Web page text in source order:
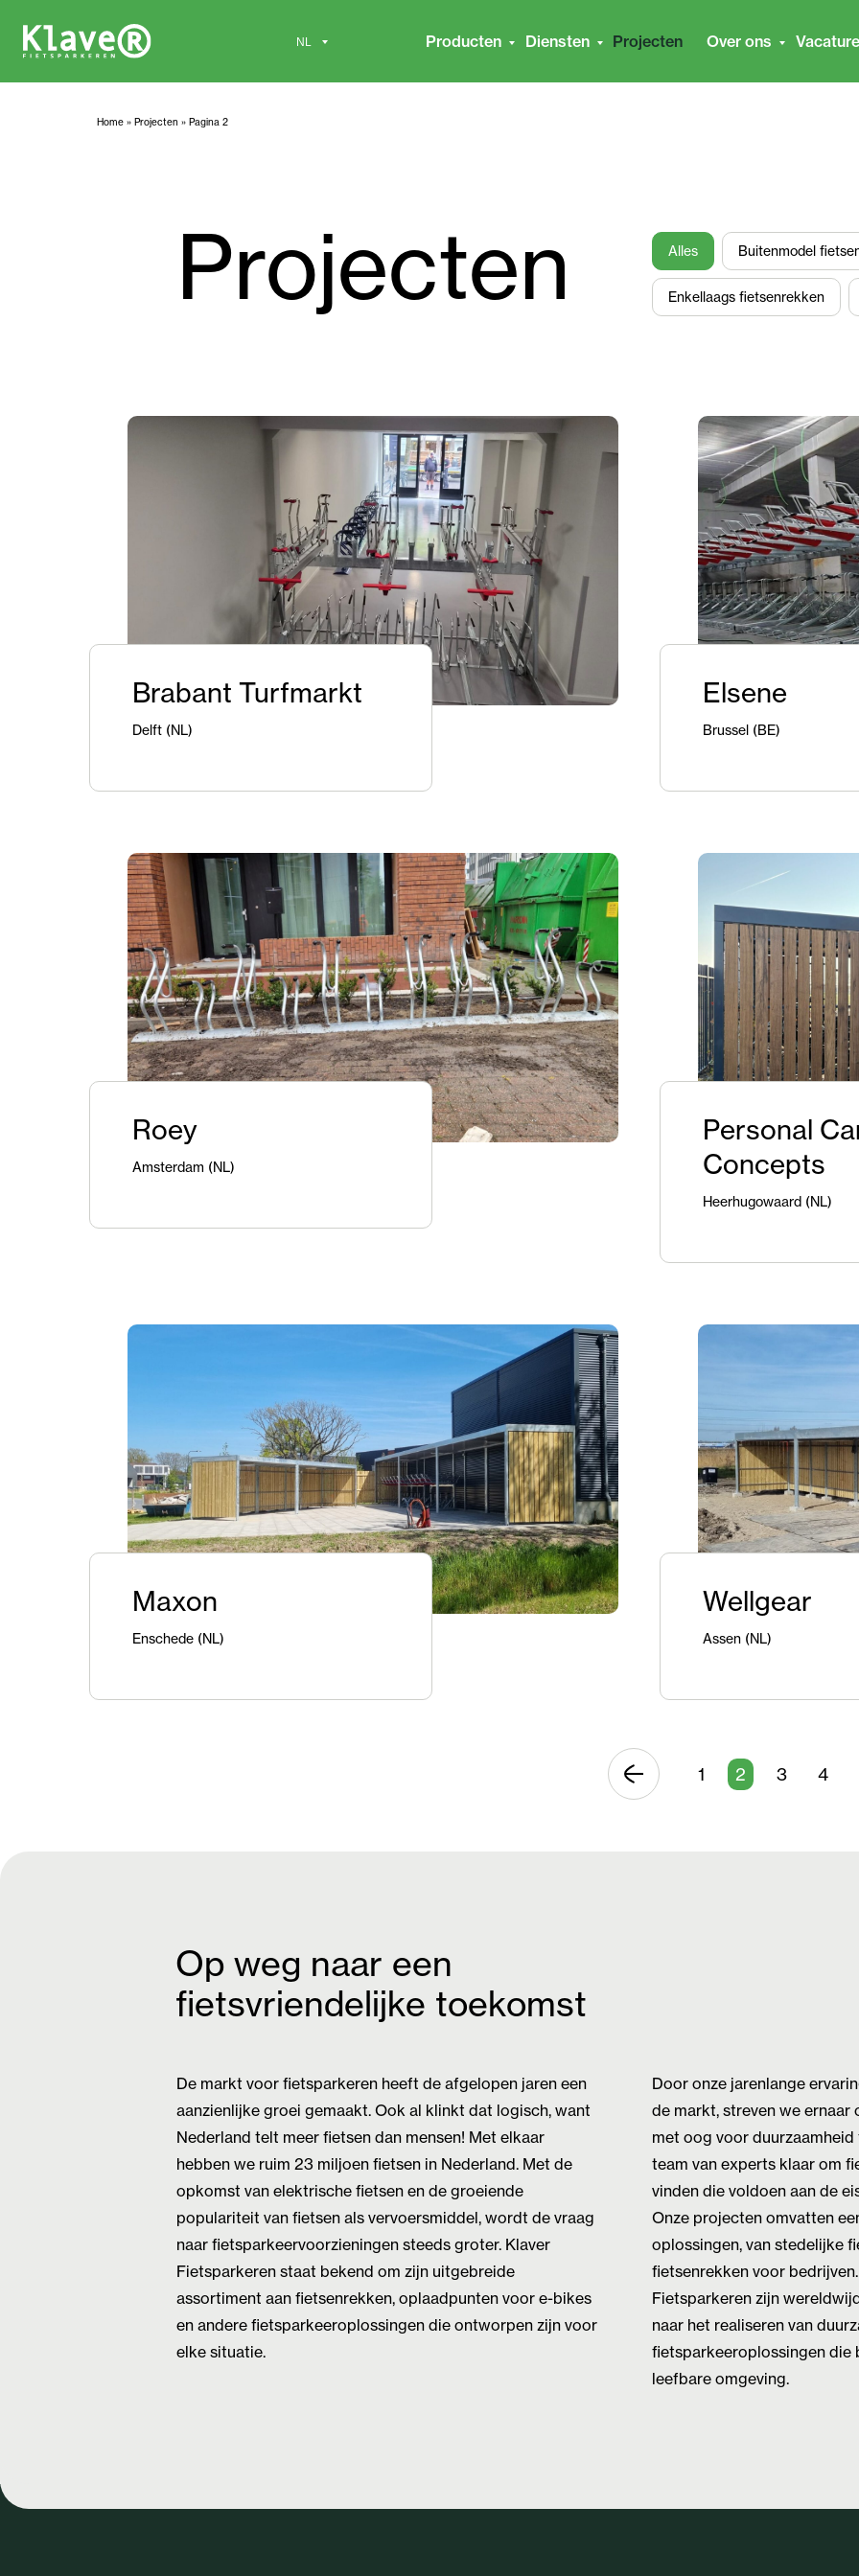
Producten Diensten Projecten Over ons
Home » Projecten » Pagina 2
Projecten Alles Buitenmodel
Enkellaags fietsenrekken
Brabant Turfmarkt
Delft (NL)
Elsene
Brussel (BE)
Roey
Amsterdam (NL)
Personal
Concepts
Heerhugowaard (NL)
Maxon
Enschede (NL)
Wellgear
Assen (NL)
1 2 3 4
Op weg naar een
fietsvriendelijke toekomst
De markt voor fietsparkeren heeft de afgelopen jaren een
aanzienlijke groei gemaakt. Ook al klinkt dat logisch, want
Nederland telt meer fietsen dan mensen! Met elkaar
hebben we ruim 23 miljoen fietsen in Nederland. Met de
opkomst van elektrische fietsen en de groeiende
populariteit van fietsen als vervoersmiddel, wordt de vraag
naar fietsparkeervoorzieningen steeds groter. Klaver
Fietsparkeren staat bekend om zijn uitgebreide
assortiment aan fietsenrekken, oplaadpunten voor e-bikes
en andere fietsparkeeroplossingen die ontworpen zijn voor
elke situatie.
Door onze jarenlange
de markt, streven we ernaar
met oog voor
team van experts klaar om
vinden die voldoen aan de
Onze projecten omvatten
oplossingen, van stedelijke
fietsenrekken voor
Fietsparkeren zijn
naar het realiseren van
fietsparkeeroplossingen die
leefbare omgeving.